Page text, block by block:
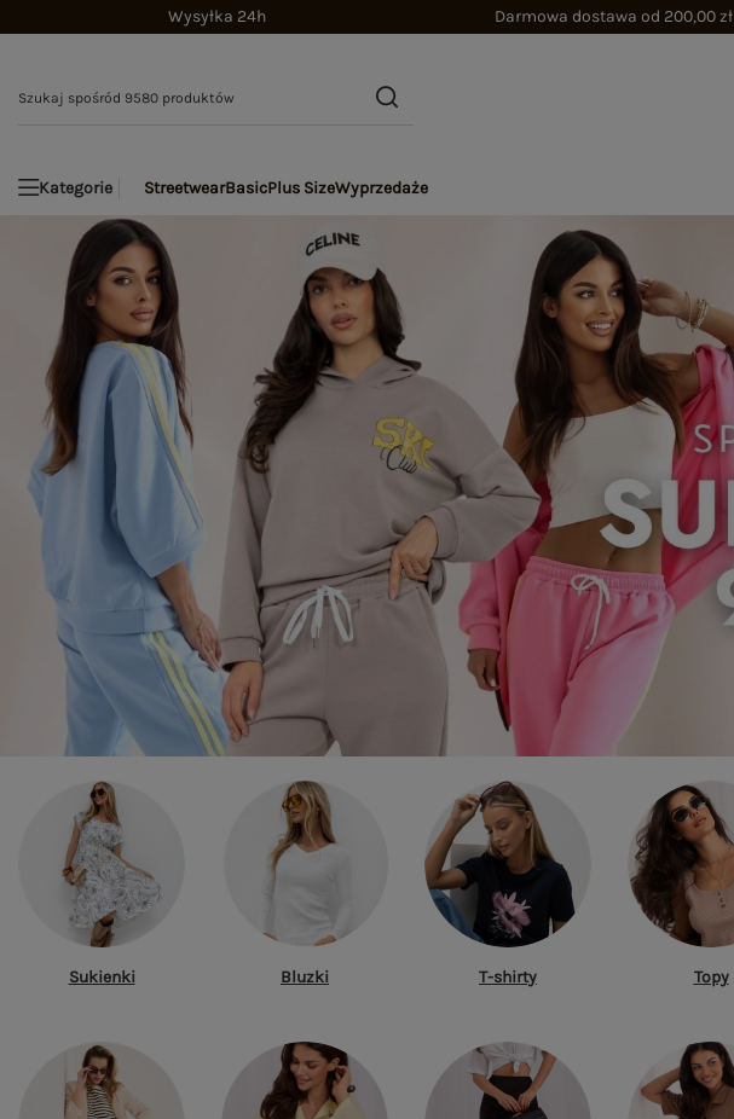
Wysyłka 24h Darmowa dostawa od 200,00 zł
Kategorie StreetwearBasicPlus SizeWyprzedaże
Sukienki Bluzki T-shirty Topy